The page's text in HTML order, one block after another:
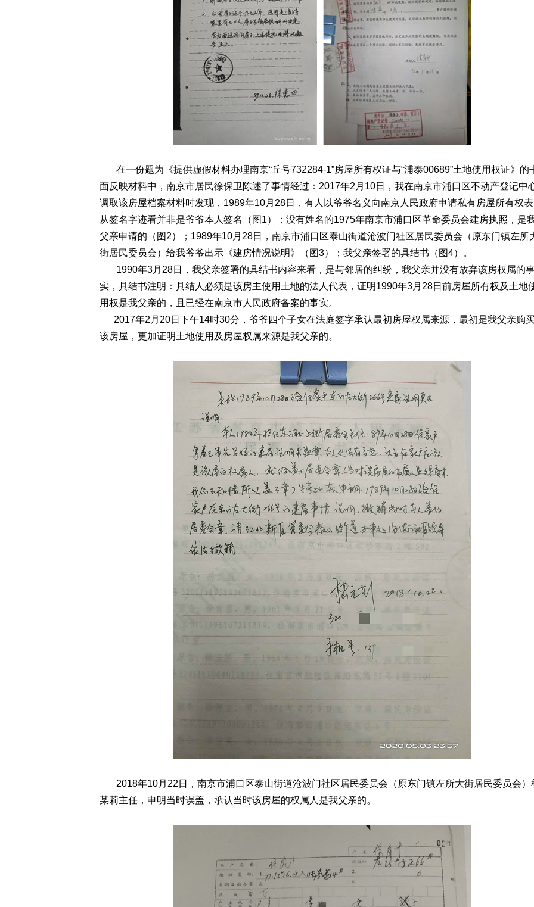
在一份题为《提供虚假材料办理南京“丘号732284-1”房屋所有权证与“浦泰00689”土地使用权证》的
面反映材料中，南京市居民徐保卫陈述了事情经过：2017年2月10日，我在南京市浦口区不动产登记中
调取该房屋档案材料时发现，1989年10月28日，有人以爷爷名义向南京人民政府申请私有房屋所有权
从签名字迹看并非是爷爷本人签名（图1）；没有姓名的1975年南京市浦口区革命委员会建房执照，是
父亲申请的（图2）；1989年10月28日，南京市浦口区泰山街道沧波门社区居民委员会（原东门镇左所
街居民委员会）给我爷爷出示《建房情况说明》（图3）；我父亲签署的具结书（图4）。
1990年3月28日，我父亲签署的具结书内容来看，是与邻居的纠纷，我父亲并没有放弃该房权属的
实，具结书注明：具结人必须是该房主使用土地的法人代表，证明1990年3月28日前房屋所有权及土地
用权是我父亲的，且已经在南京市人民政府备案的事实。
2017年2月20日下午14时30分，爷爷四个子女在法庭签字承认最初房屋权属来源，最初是我父亲购
该房屋，更加证明土地使用及房屋权属来源是我父亲的。
2018年10月22日，南京市浦口区泰山街道沧波门社区居民委员会（原东门镇左所大街居民委员会）
某莉主任，申明当时误盖，承认当时该房屋的权属人是我父亲的。